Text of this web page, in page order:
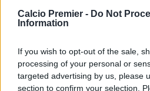
Calcio Premier - Do Not
Information
If you wish to opt-out of the sale,
processing of your personal or
targeted advertising by us, please
section to confirm your selection.
West Ham,
suona la carica:
“Dobbiamo